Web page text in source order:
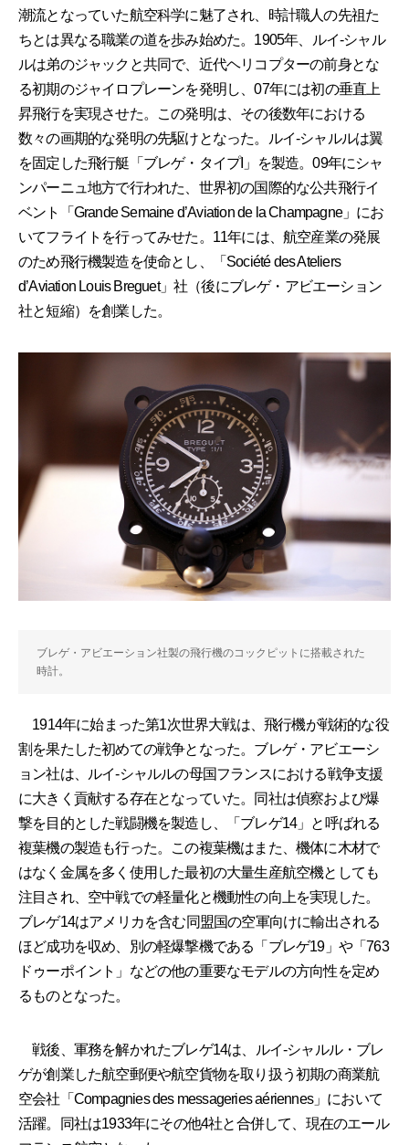
潮流となっていた航空科学に魅了され、時計職人の先祖た
ちとは異なる職業の道を歩み始めた。1905年、ルイ-シャル
ルは弟のジャックと共同で、近代ヘリコプターの前身とな
る初期のジャイロプレーンを発明し、07年には初の垂直上
昇飛行を実現させた。この発明は、その後数年における
数々の画期的な発明の先駆けとなった。ルイ-シャルルは翼
を固定した飛行艇「ブレゲ・タイプI」を製造。09年にシャ
ンパーニュ地方で行われた、世界初の国際的な公共飛行イ
ベント「Grande Semaine d’Aviation de la Champagne」にお
いてフライトを行ってみせた。11年には、航空産業の発展
のため飛行機製造を使命とし、「Société des Ateliers
d’Aviation Louis Breguet」社（後にブレゲ・アビエーション
社と短縮）を創業した。
ブレゲ・アビエーション社製の飛行機のコックピットに搭載された
時計。
1914年に始まった第1次世界大戦は、飛行機が戦術的な役
割を果たした初めての戦争となった。ブレゲ・アビエーシ
ョン社は、ルイ-シャルルの母国フランスにおける戦争支援
に大きく貢献する存在となっていた。同社は偵察および爆
撃を目的とした戦闘機を製造し、「ブレゲ14」と呼ばれる
複葉機の製造も行った。この複葉機はまた、機体に木材で
はなく金属を多く使用した最初の大量生産航空機としても
注目され、空中戦での軽量化と機動性の向上を実現した。
ブレゲ14はアメリカを含む同盟国の空軍向けに輸出される
ほど成功を収め、別の軽爆撃機である「ブレゲ19」や「763
ドゥーポイント」などの他の重要なモデルの方向性を定め
るものとなった。
戦後、軍務を解かれたブレゲ14は、ルイ-シャルル・ブレ
ゲが創業した航空郵便や航空貨物を取り扱う初期の商業航
空会社「Compagnies des messageries aériennes」において
活躍。同社は1933年にその他4社と合併して、現在のエール